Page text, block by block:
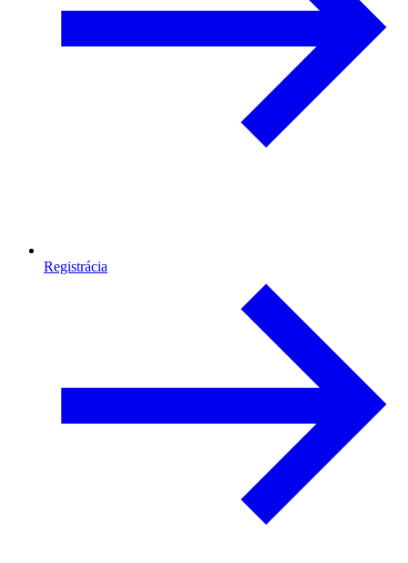
Registrácia